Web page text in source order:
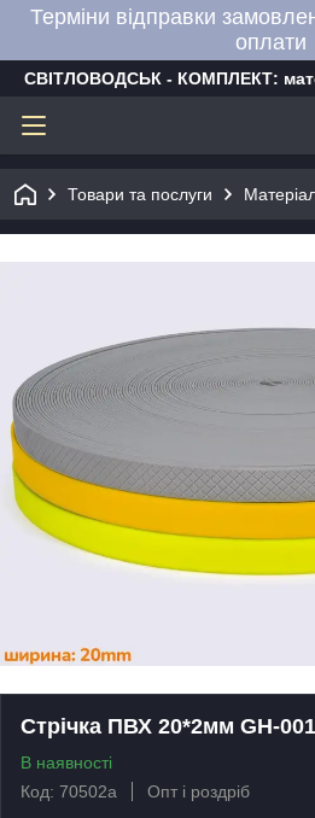
Терміни відправки
оплати
СВІТЛОВОДСЬК - КОМПЛЕКТ:
Товари та послуги
Стрічка ПВХ 20*2мм GH-001
В наявності
Код: 70502а
Опт і роздріб